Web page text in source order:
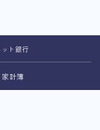
ト銀行
計簿